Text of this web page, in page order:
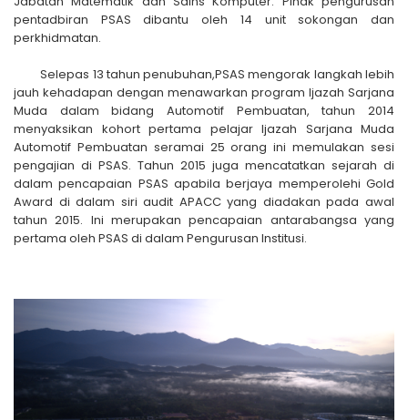
pentadbiran PSAS dibantu oleh 14 unit sokongan dan
perkhidmatan.
Selepas 13 tahun penubuhan,PSAS mengorak langkah lebih
jauh kehadapan dengan menawarkan program Ijazah Sarjana
Muda dalam bidang Automotif Pembuatan, tahun 2014
menyaksikan kohort pertama pelajar Ijazah Sarjana Muda
Automotif Pembuatan seramai 25 orang ini memulakan sesi
pengajian di PSAS. Tahun 2015 juga mencatatkan sejarah di
dalam pencapaian PSAS apabila berjaya memperolehi Gold
Award di dalam siri audit APACC yang diadakan pada awal
tahun 2015. Ini merupakan pencapaian antarabangsa yang
pertama oleh PSAS di dalam Pengurusan Institusi.